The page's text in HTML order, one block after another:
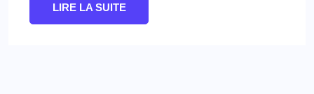
LIRE LA SUITE